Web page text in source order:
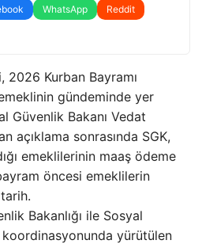
WhatsApp
Reddit
2026 Kurban Bayramı
gündeminde yer
Güvenlik Bakanı Vedat
açıklama sonrasında SGK,
emeklilerinin maaş ödeme
öncesi emeklilerin
tarih.
Bakanlığı ile Sosyal
koordinasyonunda yürütülen